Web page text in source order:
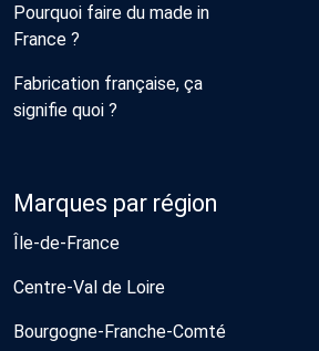
Pourquoi faire du made in
France ?
Fabrication française, ça
signifie quoi ?
Marques par région
Île-de-France
Centre-Val de Loire
Bourgogne-Franche-Comté